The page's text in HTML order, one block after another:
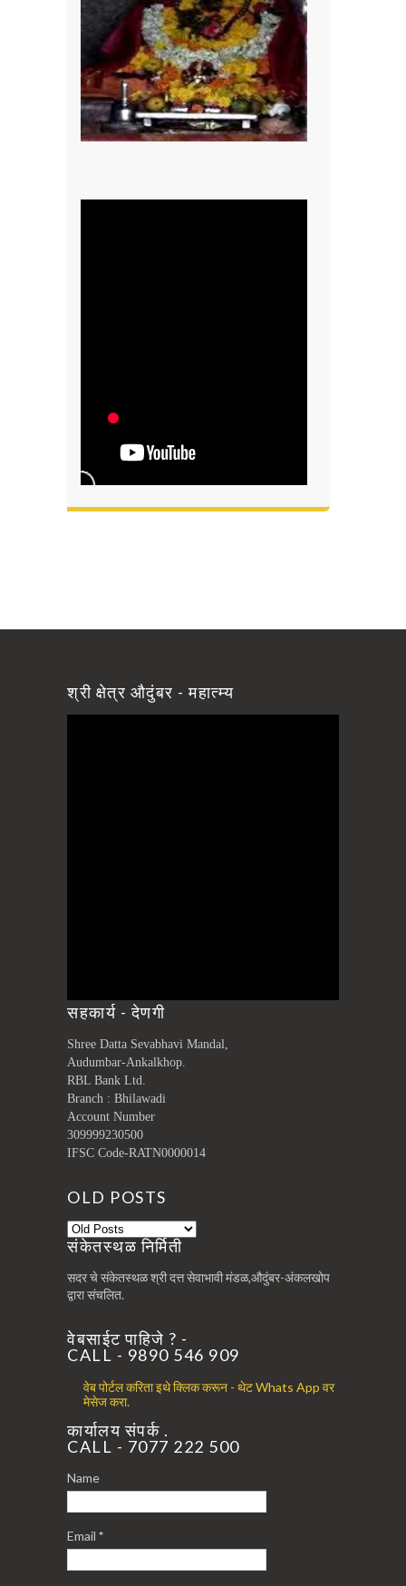
श्री क्षेत्र औदुंबर - महात्म्य
सहकार्य - देणगी
Shree Datta Sevabhavi Mandal,
Audumbar-Ankalkhop.
RBL Bank Ltd.
Branch : Bhilawadi
Account Number
309999230500
IFSC Code-RATN0000014
OLD POSTS
संकेतस्थळ निर्मिती
सदर चे संकेतस्थळ श्री दत्त सेवाभावी मंडळ,औदुंबर-अंकलखोप
द्वारा संचलित.
वेबसाईट पाहिजे ? -
CALL - 9890 546 909
वेब पोर्टल करिता इथे क्लिक करून - थेट Whats App वर
मेसेज करा.
कार्यालय संपर्क .
CALL - 7077 222 500
Name
Email *